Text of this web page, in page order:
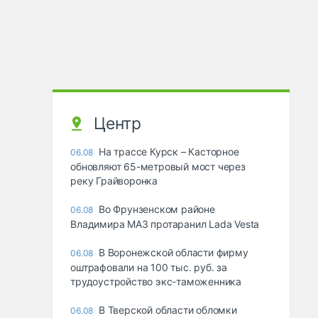
Центр
06.08 На трассе Курск – Касторное
обновляют 65-метровый мост через
реку Грайворонка
06.08 Во Фрунзенском районе
Владимира МАЗ протаранил Lada Vesta
06.08 В Воронежской области фирму
оштрафовали на 100 тыс. руб. за
трудоустройство экс-таможенника
06.08 В Тверской области обломки